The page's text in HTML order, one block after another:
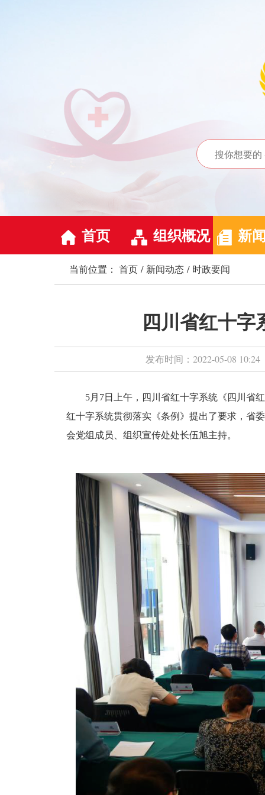
首页 组织概况 新
当前位置： 首页 / 新闻动态 / 时政要闻
四川省红十
发布时间： 2022-05-08 10:24
5月 7日上午，四川省红十字系统《四川省
红十字系统贯彻落实《条例》提出了要求，省
会党组成员、组织宣传处处长伍旭主持。